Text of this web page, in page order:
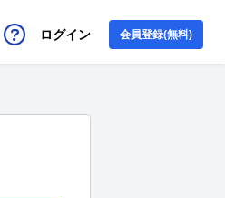
ログイン 会員登録(無料)